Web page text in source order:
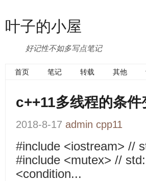
叶子的小屋
好记性不如多写点笔记
首页 笔记 转载 其他
c++11多线程的条
2018-8-17 admin cpp11
#include <iostream> //
#include <mutex> //
<condition...